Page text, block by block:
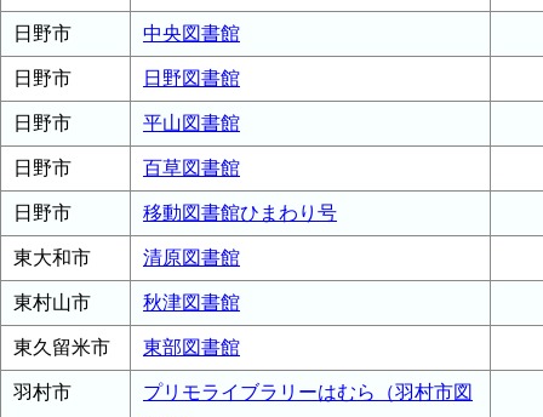
日野市 中央図書館
日野市 日野図書館
日野市 平山図書館
日野市 百草図書館
日野市 移動図書館ひまわり号
東大和市 清原図書館
東村山市 秋津図書館
東久留米市 東部図書館
羽村市
プリモライブラリーはむら（羽村市図